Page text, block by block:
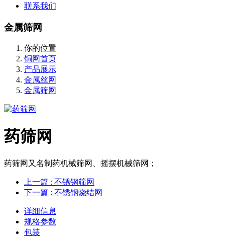
联系我们
金属筛网
你的位置
铜网首页
产品展示
金属丝网
金属筛网
药筛网
药筛网又名制药机械筛网、摇摆机械筛网；
上一篇 : 不锈钢筛网
下一篇 : 不锈钢烧结网
详细信息
规格参数
包装